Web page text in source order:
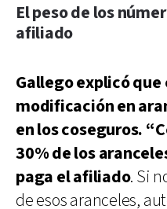
El peso de los
afiliado
Gallego explicó
modificación en
en los coseguros.
30% de los
paga el afiliado. Si
de esos aranceles,